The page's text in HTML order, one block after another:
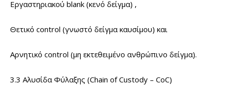
Εργαστηριακού blank (κενό δείγμα) ,
Θετικό control (γνωστό δείγμα καυσίμου) και
Αρνητικό control (μη εκτεθειμένο ανθρώπινο δείγμα).
3.3 Αλυσίδα Φύλαξης (Chain of Custody – CoC)